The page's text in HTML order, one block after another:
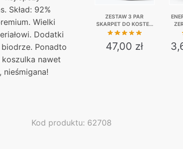
Skład: 92%
Wielki
Dodatki
Ponadto
nawet
ZESTAW 3 PAR
SKARPET DO KOSTEK
– OJCIEC PIJO,
KURVINOX
47,00 zł
Kod produktu: 62708